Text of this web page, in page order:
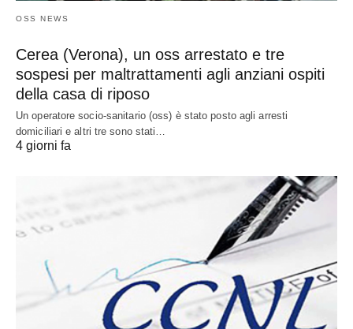
OSS NEWS
Cerea (Verona), un oss arrestato e tre
sospesi per maltrattamenti agli anziani ospiti
della casa di riposo
Un operatore socio-sanitario (oss) è stato posto agli arresti
domiciliari e altri tre sono stati…
4 giorni fa